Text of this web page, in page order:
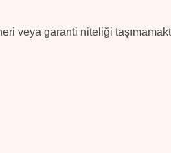
veya garanti niteliği